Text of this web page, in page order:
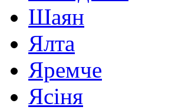
Шаян
Ялта
Яремче
Ясіня